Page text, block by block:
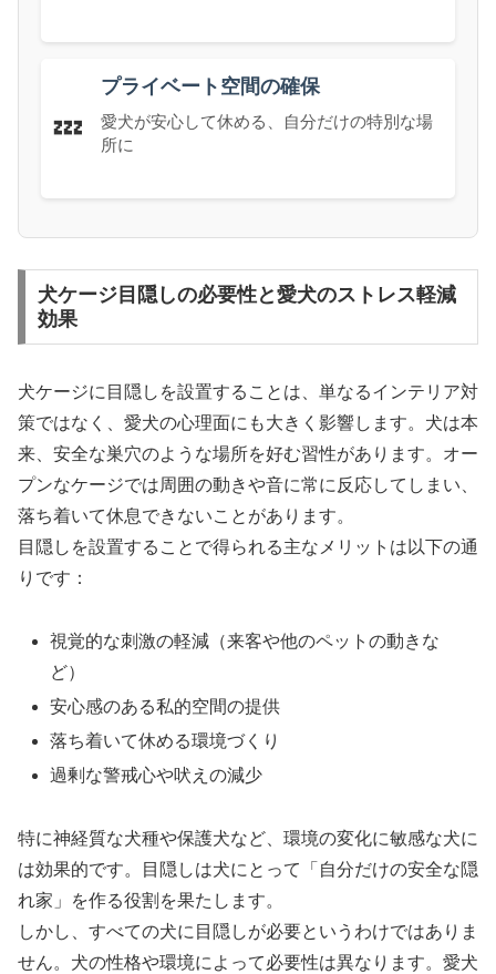
💤
プライベート空間の確保
愛犬が安心して休める、自分だけの特別な場
所に
犬ケージ目隠しの必要性と愛犬のストレス軽減
効果
犬ケージに目隠しを設置することは、単なるインテリア対
策ではなく、愛犬の心理面にも大きく影響します。犬は本
来、安全な巣穴のような場所を好む習性があります。オー
プンなケージでは周囲の動きや音に常に反応してしまい、
落ち着いて休息できないことがあります。
目隠しを設置することで得られる主なメリットは以下の通
りです：
視覚的な刺激の軽減（来客や他のペットの動きな
ど）
安心感のある私的空間の提供
落ち着いて休める環境づくり
過剰な警戒心や吠えの減少
特に神経質な犬種や保護犬など、環境の変化に敏感な犬に
は効果的です。目隠しは犬にとって「自分だけの安全な隠
れ家」を作る役割を果たします。
しかし、すべての犬に目隠しが必要というわけではありま
せん。犬の性格や環境によって必要性は異なります。愛犬